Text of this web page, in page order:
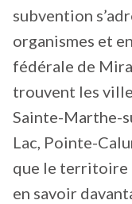
subvention
organismes et
fédérale de
trouvent les
Sainte-Marthe-
Lac, Pointe-
que le territoire
en savoir